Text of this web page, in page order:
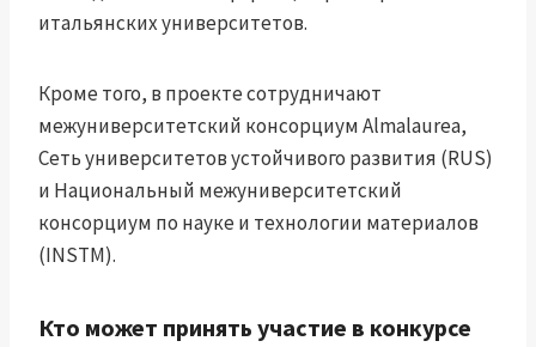
итальянских университетов.
Кроме того, в проекте сотрудничают
межуниверситетский консорциум Almalaurea,
Сеть университетов устойчивого развития (RUS)
и Национальный межуниверситетский
консорциум по науке и технологии материалов
(INSTM).
Кто может принять участие в конкурсе